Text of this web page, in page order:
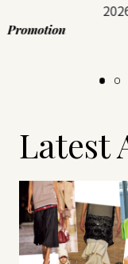
Promotion
Latest